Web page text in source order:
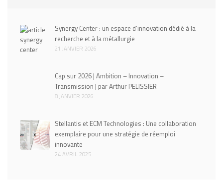
Synergy Center : un espace d’innovation dédié à la
recherche et à la métallurgie
21 JANVIER 2026
Cap sur 2026 | Ambition – Innovation –
Transmission | par Arthur PELISSIER
8 JANVIER 2026
Stellantis et ECM Technologies : Une collaboration
exemplaire pour une stratégie de réemploi
innovante
24 AVRIL 2025